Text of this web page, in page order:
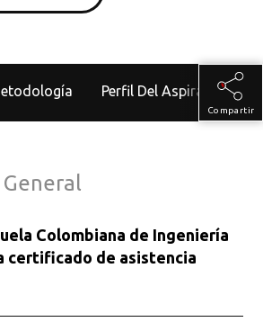
Metodología Perfil Del Aspirante
Compartir
certificado de asistencia